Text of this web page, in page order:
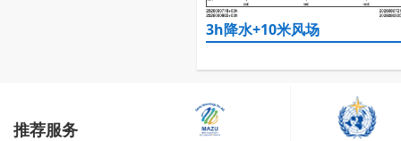
3h降水+10米风场
推荐服务